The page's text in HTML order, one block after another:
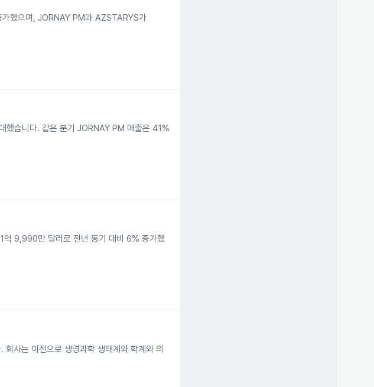
했으며, JORNAY PM과 AZSTARYS가
했습니다. 같은 분기 JORNAY PM 매출은 41%
억 9,990만 달러로 전년 동기 대비 6% 증가했
사는 이전으로 생명과학 생태계와 학계와 의